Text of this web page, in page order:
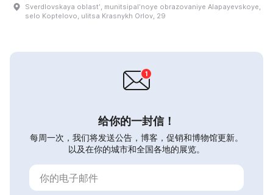
Sverdlovskaya oblastʹ, munitsipalʹnoye obrazovaniye Alapayevskoye,
selo Koptelovo, ulitsa Krasnykh Orlov, 29
给你的一封信！
每周一次，我们将发送公告，博客，促销和博物馆更新。
以及在你的城市和全国各地的展览。